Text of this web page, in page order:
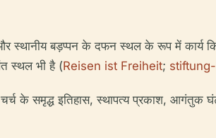
बड़प्पन के दफन स्थल के रूप में कार्य
स्थल भी है (Reisen ist Freiheit;
समृद्ध इतिहास, स्थापत्य प्रकाश, आगंतुक